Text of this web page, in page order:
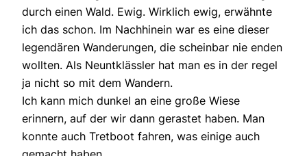
durch einen Wald. Ewig. Wirklich ewig, erwähnte
ich das schon. Im Nachhinein war es eine dieser
legendären Wanderungen, die scheinbar nie enden
wollten. Als Neuntklässler hat man es in der regel
ja nicht so mit dem Wandern.
Ich kann mich dunkel an eine große Wiese
erinnern, auf der wir dann gerastet haben. Man
konnte auch Tretboot fahren, was einige auch